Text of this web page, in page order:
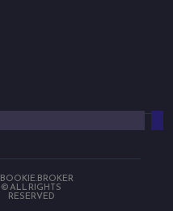
BOOKIE.BROKER
© ALL RIGHTS
RESERVED